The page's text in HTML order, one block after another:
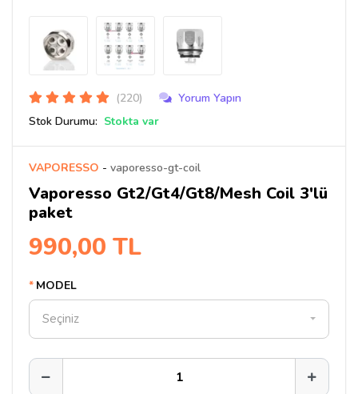
(220)
Yorum Yapın
Stok Durumu: Stokta var
VAPORESSO - vaporesso-gt-coil
Vaporesso Gt2/Gt4/Gt8/Mesh Coil 3'lü
paket
990,00 TL
MODEL
Seçiniz